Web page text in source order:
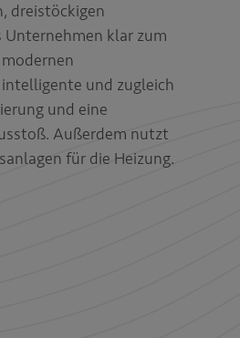
dreistöckigen
Unternehmen klar zum
und zugleich
und eine
Außerdem nutzt
für die Heizung.